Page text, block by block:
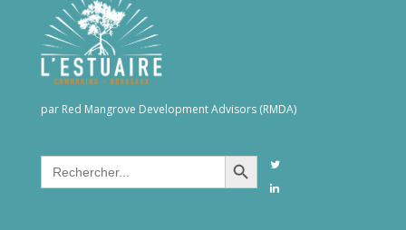
par Red Mangrove Development Advisors (RMDA)
Search
for:
Search Button